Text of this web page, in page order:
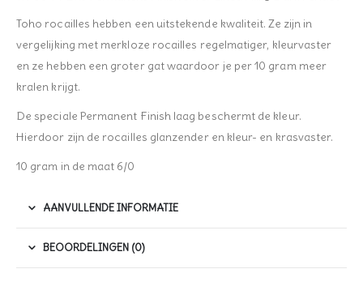
Toho rocailles hebben een uitstekende kwaliteit. Ze zijn in
vergelijking met merkloze rocailles regelmatiger, kleurvaster
en ze hebben een groter gat waardoor je per 10 gram meer
kralen krijgt.
De speciale Permanent Finish laag beschermt de kleur.
Hierdoor zijn de rocailles glanzender en kleur- en krasvaster.
10 gram in de maat 6/0
AANVULLENDE INFORMATIE
BEOORDELINGEN (0)